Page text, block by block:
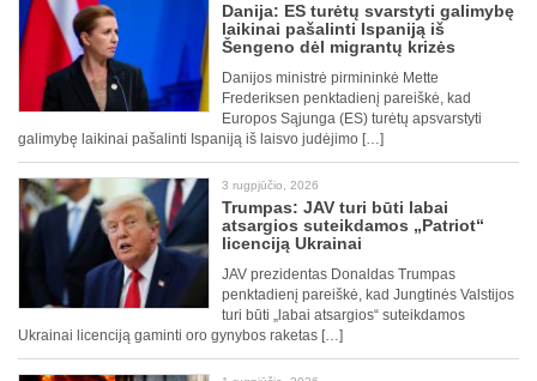
Danija: ES turėtų svarstyti galimybę
laikinai pašalinti Ispaniją iš
Šengeno dėl migrantų krizės
Danijos ministrė pirmininkė Mette
Frederiksen penktadienį pareiškė, kad
Europos Sąjunga (ES) turėtų apsvarstyti
galimybę laikinai pašalinti Ispaniją iš laisvo judėjimo […]
3 rugpjūčio, 2026
Trumpas: JAV turi būti labai
atsargios suteikdamos „Patriot“
licenciją Ukrainai
JAV prezidentas Donaldas Trumpas
penktadienį pareiškė, kad Jungtinės Valstijos
turi būti „labai atsargios“ suteikdamos
Ukrainai licenciją gaminti oro gynybos raketas […]